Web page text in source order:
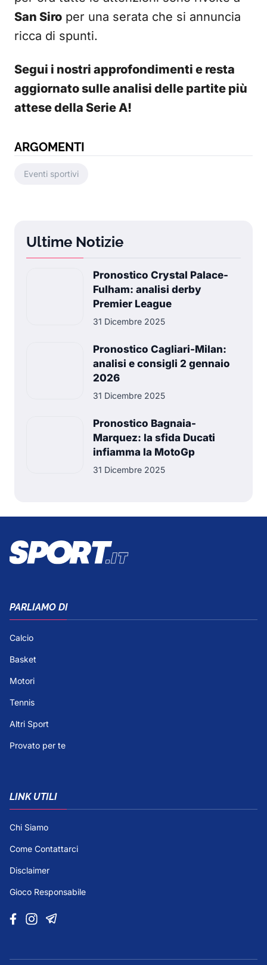
San Siro per una serata che si annuncia
ricca di spunti.
Segui i nostri approfondimenti e resta
aggiornato sulle analisi delle partite più
attese della Serie A!
ARGOMENTI
Eventi sportivi
Ultime Notizie
Pronostico Crystal Palace-
Fulham: analisi derby
Premier League
31 Dicembre 2025
Pronostico Cagliari-Milan:
analisi e consigli 2 gennaio
2026
31 Dicembre 2025
Pronostico Bagnaia-
Marquez: la sfida Ducati
infiamma la MotoGp
31 Dicembre 2025
PARLIAMO DI
Calcio
Basket
Motori
Tennis
Altri Sport
Provato per te
LINK UTILI
Chi Siamo
Come Contattarci
Disclaimer
Gioco Responsabile